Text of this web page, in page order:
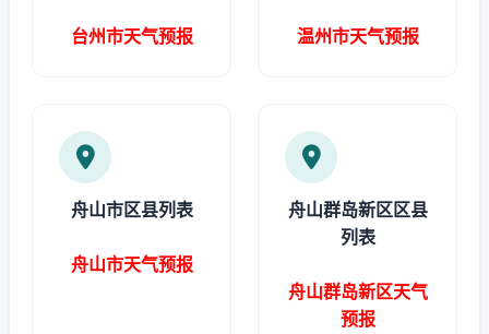
台州市天气预报 温州市天气预报
舟山市区县列表
舟山市天气预报
舟山群岛新区区县
列表
舟山群岛新区天气
预报